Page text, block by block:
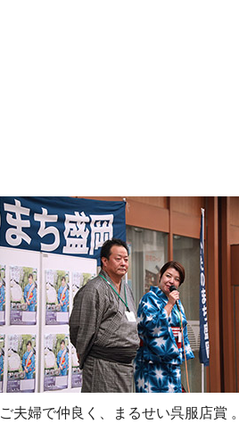
ご夫婦で仲良く、まるせい呉服店賞 。